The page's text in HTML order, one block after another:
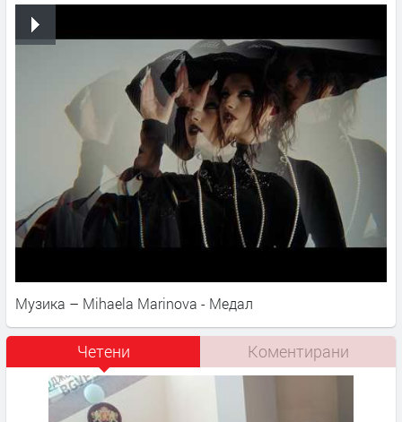
Музика – Mihaela Marinova - Медал
Четени Коментирани